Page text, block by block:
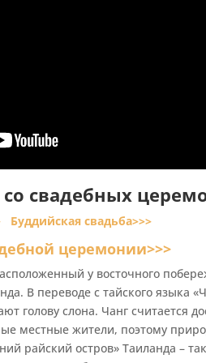
свадебных
Буддийская свадьба>>>
церемонии>>>
у восточного
В переводе с тайского языка
голову слона. Чанг считается
местные жители, поэтому
райский остров» Таиланда –